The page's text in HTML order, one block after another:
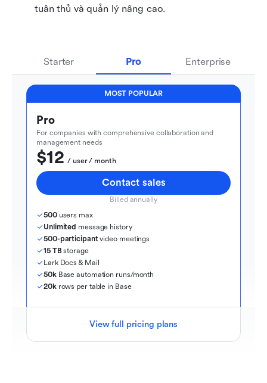
tuân thủ và quản lý nâng cao.
Starter Pro Enterprise
MOST POPULAR
Pro
For companies with comprehensive collaboration and
management needs
$12
  / user / month
Contact sales
Billed annually
500 users max
Unlimited message history
500-participant video meetings
15 TB storage
Lark Docs & Mail
50k Base automation runs/month
20k rows per table in Base
View full pricing plans